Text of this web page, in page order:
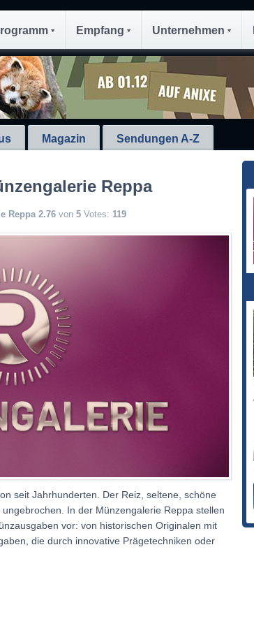
Empfang Unternehmen
Magazin Sendungen A-Z
Reppa
Reppa 2.76 von 5 Votes: 119
seit Jahrhunderten. Der Reiz, seltene, schöne
In der Münzengalerie Reppa stellen
vor: von historischen Originalen mit
die durch innovative Prägetechniken oder